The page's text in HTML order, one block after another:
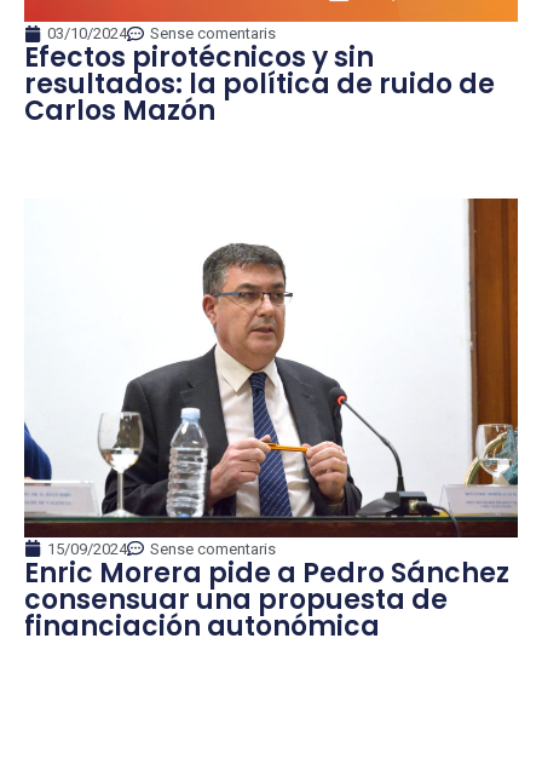
03/10/2024 Sense comentaris
Efectos pirotécnicos y sin
resultados: la política de ruido de
Carlos Mazón
15/09/2024 Sense comentaris
Enric Morera pide a Pedro Sánchez
consensuar una propuesta de
financiación autonómica